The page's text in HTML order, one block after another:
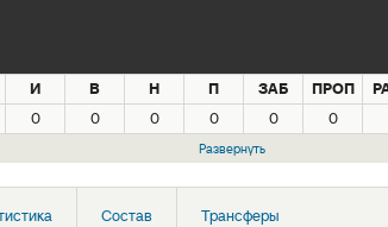
И В Н П ЗАБ ПРОП
0 0 0 0 0 0
Развернуть
Состав Трансферы